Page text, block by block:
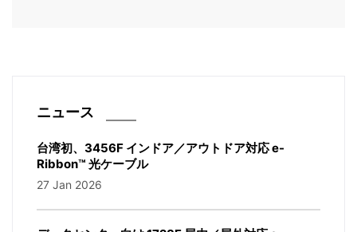
ニュース
台湾初、3456F インドア／アウトドア対応 e-
Ribbon™ 光ケーブル
27 Jan 2026